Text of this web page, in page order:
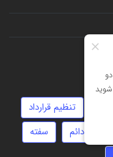
تنظیم قرارداد
عقد دائم
سفته